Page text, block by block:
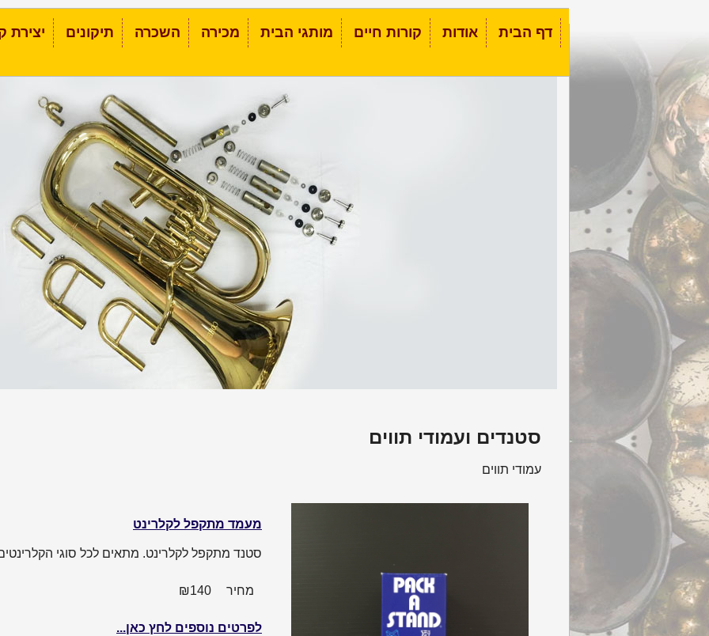
דף הבית אודות קורות חיים מותגי הבית מכירה השכרה תיקונים יצירת
סטנדים ועמודי תווים
עמודי תווים
מעמד מתקפל לקלרינט
סטנד מתקפל לקלרינט. מתאים לכל סוגי
מחיר ₪
לפרטים נוספים לחץ כאן...